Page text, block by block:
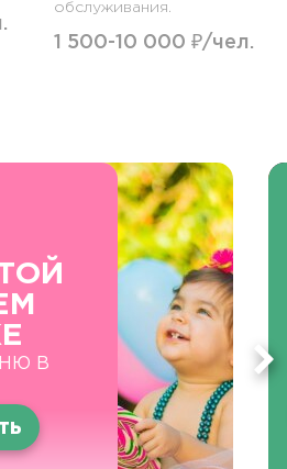
обслуживания.
1 500-10 000 ₽/чел.
В